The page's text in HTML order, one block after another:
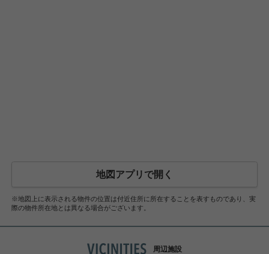
地図アプリで開く
※地図上に表示される物件の位置は付近住所に所在することを表すものであり、実
際の物件所在地とは異なる場合がございます。
周辺施設